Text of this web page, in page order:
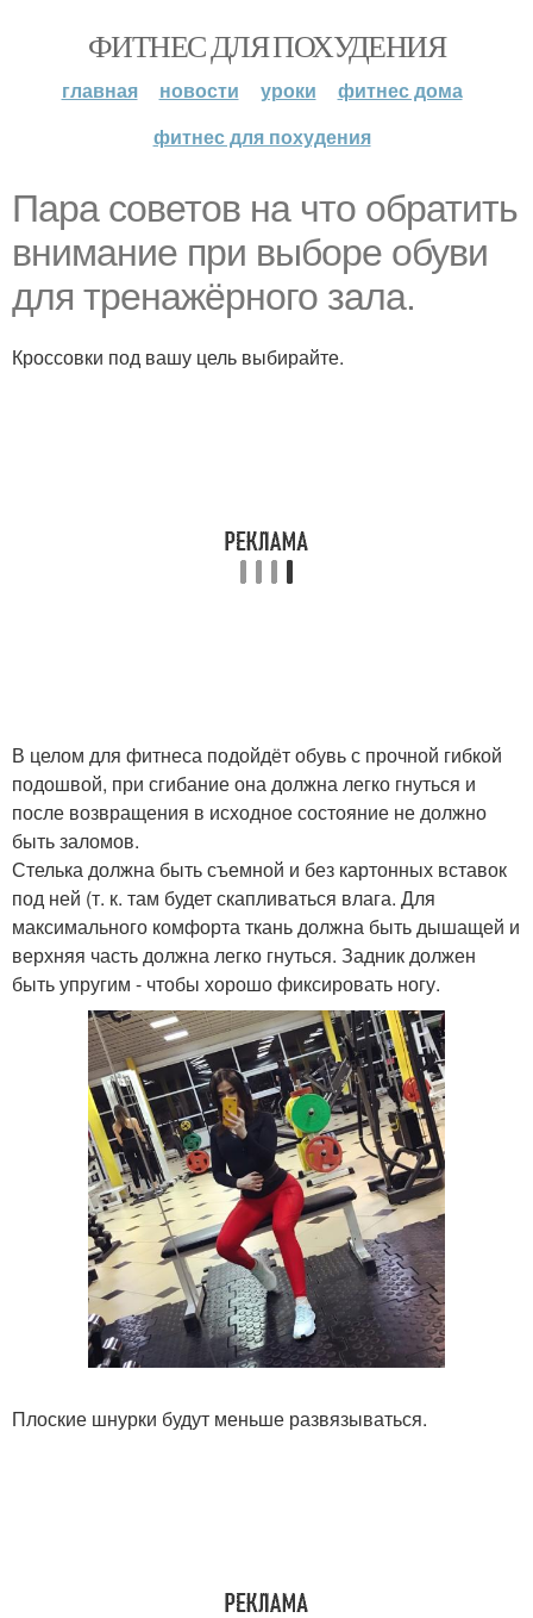
ФИТНЕС ДЛЯ ПОХУДЕНИЯ
главная новости уроки
фитнес дома
фитнес для похудения
Пара советов на что обратить
внимание при выборе обуви
для тренажёрного зала.
Кроссовки под вашу цель выбирайте.
В целом для фитнеса подойдёт обувь с прочной гибкой
подошвой, при сгибание она должна легко гнуться и
после возвращения в исходное состояние не должно
быть заломов.
Стелька должна быть съемной и без картонных вставок
под ней (т. к. там будет скапливаться влага. Для
максимального комфорта ткань должна быть дышащей и
верхняя часть должна легко гнуться. Задник должен
быть упругим - чтобы хорошо фиксировать ногу.
Плоские шнурки будут меньше развязываться.